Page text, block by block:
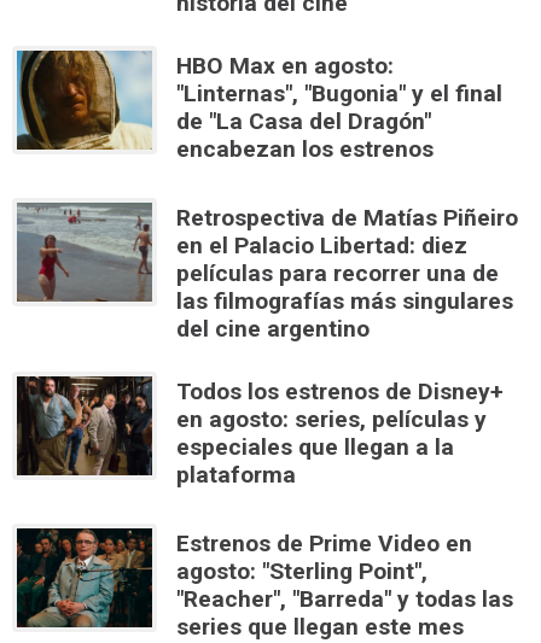
HBO Max en agosto:
"Linternas", "Bugonia" y el final
de "La Casa del Dragón"
encabezan los estrenos
Retrospectiva de Matías Piñeiro
en el Palacio Libertad: diez
películas para recorrer una de
las filmografías más singulares
del cine argentino
Todos los estrenos de Disney+
en agosto: series, películas y
especiales que llegan a la
plataforma
Estrenos de Prime Video en
agosto: "Sterling Point",
"Reacher", "Barreda" y todas las
series que llegan este mes